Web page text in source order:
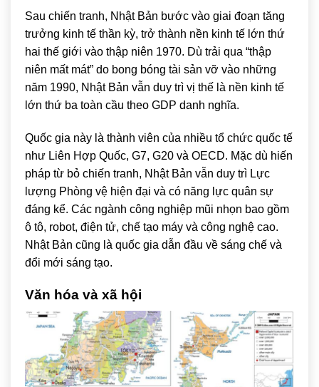
Sau chiến tranh, Nhật Bản bước vào giai đoạn tăng
trưởng kinh tế thần kỳ, trở thành nền kinh tế lớn thứ
hai thế giới vào thập niên 1970. Dù trải qua “thập
niên mất mát” do bong bóng tài sản vỡ vào những
năm 1990, Nhật Bản vẫn duy trì vị thế là nền kinh tế
lớn thứ ba toàn cầu theo GDP danh nghĩa.
Quốc gia này là thành viên của nhiều tổ chức quốc tế
như Liên Hợp Quốc, G7, G20 và OECD. Mặc dù hiến
pháp từ bỏ chiến tranh, Nhật Bản vẫn duy trì Lực
lượng Phòng vệ hiện đại và có năng lực quân sự
đáng kể. Các ngành công nghiệp mũi nhọn bao gồm
ô tô, robot, điện tử, chế tạo máy và công nghệ cao.
Nhật Bản cũng là quốc gia dẫn đầu về sáng chế và
đổi mới sáng tạo.
Văn hóa và xã hội